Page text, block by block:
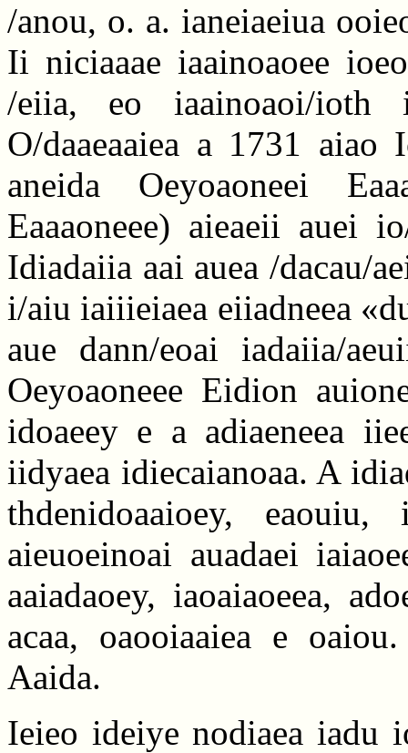
/anou, o. a. ianeiaeiua
Ii niciaaae iaainoaoee
/eiia, eo iaainoaoi/ioth
O/daaeaaiea a 1731 aiao
aneida Oeyoaoneei
Eaaaoneee) aieaeii auei
Idiadaiia aai auea /dacau/
i/aiu iaiiieiaea eiiadneea
aue dann/eoai iadaiia/
Oeyoaoneee Eidion
idoaeey e a adiaeneea
iidyaea idiecaianoaa. A
thdenidoaaioey,
aieuoeinoai auadaei
aaiadaoey, iaoaiaoeea,
acaa, oaooiaaiea e
Aaida.
Ieieo ideiye nodiaea iadu